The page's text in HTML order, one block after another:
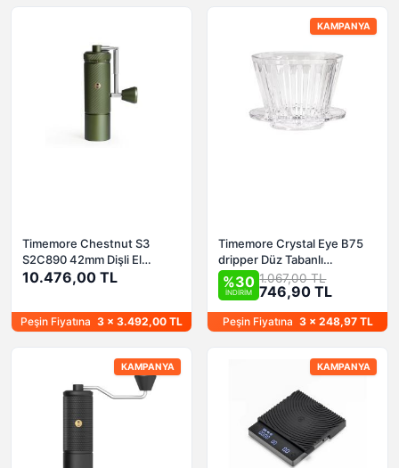
Timemore Chestnut S3
S2C890 42mm Dişli El
Değirmeni Yeşil
10.476,00 TL
Peşin Fiyatına 3 x 3.492,00 TL
KAMPANYA
Timemore Crystal Eye B75
dripper Düz Tabanlı
Demleyici
%30
İNDİRİM
1.067,00 TL
746,90 TL
Peşin Fiyatına 3 x 248,97 TL
KAMPANYA KAMPANYA